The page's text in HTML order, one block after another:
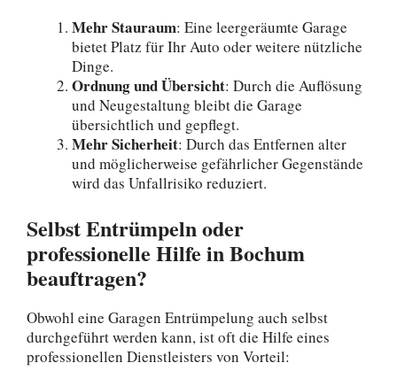
Mehr Stauraum: Eine leergeräumte Garage
bietet Platz für Ihr Auto oder weitere nützliche
Dinge.
Ordnung und Übersicht: Durch die Auflösung
und Neugestaltung bleibt die Garage
übersichtlich und gepflegt.
Mehr Sicherheit: Durch das Entfernen alter
und möglicherweise gefährlicher Gegenstände
wird das Unfallrisiko reduziert.
Selbst Entrümpeln oder
professionelle Hilfe in Bochum
beauftragen?
Obwohl eine Garagen Entrümpelung auch selbst
durchgeführt werden kann, ist oft die Hilfe eines
professionellen Dienstleisters von Vorteil: